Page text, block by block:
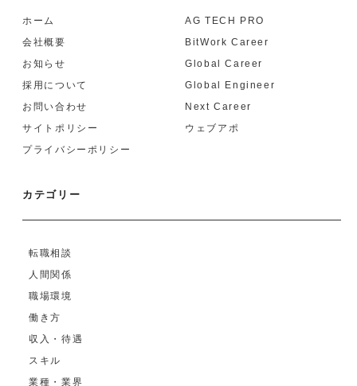
ホーム
会社概要
お知らせ
採用について
お問い合わせ
サイトポリシー
プライバシーポリシー
AG TECH PRO
BitWork Career
Global Career
Global Engineer
Next Career
ウェブアポ
カテゴリー
転職相談
人間関係
職場環境
働き方
収入・待遇
スキル
業種・業界